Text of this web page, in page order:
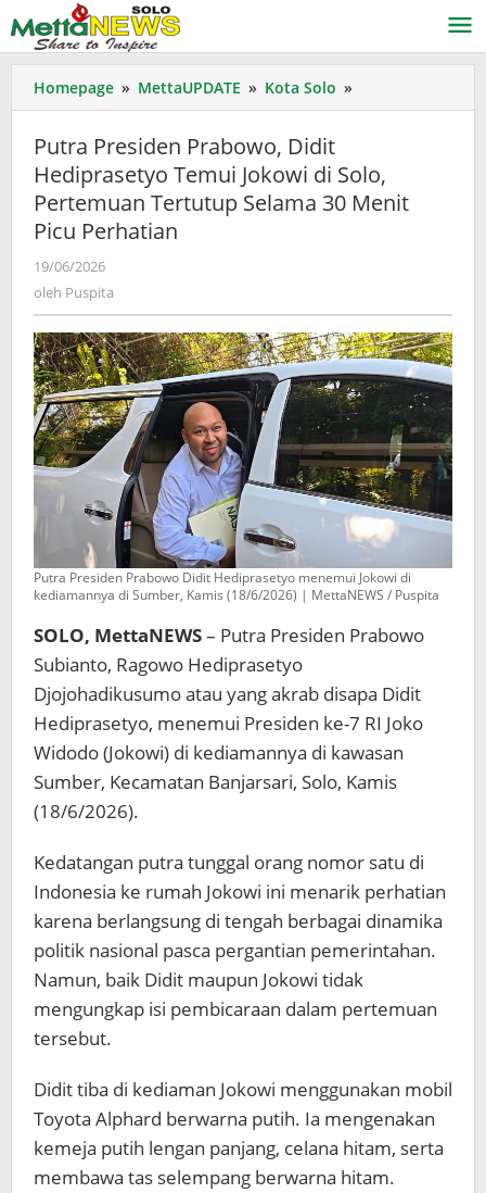
ke
konten
Homepage » MettaUPDATE » Kota Solo »
Presiden
Hediprasetyo
Temui
Tertutup
Selama
30
Menit
Picu
Perhatian
Putra Presiden Prabowo, Didit
Hediprasetyo Temui Jokowi di Solo,
Pertemuan Tertutup Selama 30 Menit
Picu Perhatian
19/06/2026
oleh Puspita
Putra Presiden Prabowo Didit Hediprasetyo menemui Jokowi di
kediamannya di Sumber, Kamis (18/6/2026) | MettaNEWS / Puspita
SOLO, MettaNEWS– Putra Presiden Prabowo
Subianto, Ragowo Hediprasetyo
Djojohadikusumo atau yang akrab disapa Didit
Hediprasetyo, menemui Presiden ke-7 RI Joko
Widodo (Jokowi) di kediamannya di kawasan
Sumber, Kecamatan Banjarsari, Solo, Kamis
(18/6/2026).
Kedatangan putra tunggal orang nomor satu di
Indonesia ke rumah Jokowi ini menarik perhatian
karena berlangsung di tengah berbagai dinamika
politik nasional pasca pergantian pemerintahan.
Namun, baik Didit maupun Jokowi tidak
mengungkap isi pembicaraan dalam pertemuan
tersebut.
Didit tiba di kediaman Jokowi menggunakan mobil
Toyota Alphard berwarna putih. Ia mengenakan
kemeja putih lengan panjang, celana hitam, serta
membawa tas selempang berwarna hitam.